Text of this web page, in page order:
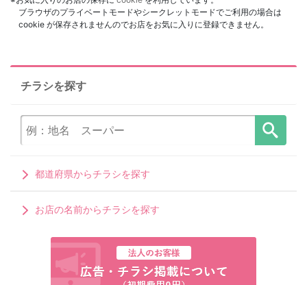
ブラウザのプライベートモードやシークレットモードでご利用の場合は
cookie が保存されませんのでお店をお気に入りに登録できません。
チラシを探す
都道府県からチラシを探す
お店の名前からチラシを探す